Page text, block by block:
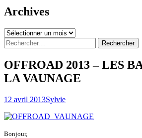
Archives
Archives
Rechercher :
OFFROAD 2013 – LES
LA VAUNAGE
12 avril 2013Sylvie
Bonjour,